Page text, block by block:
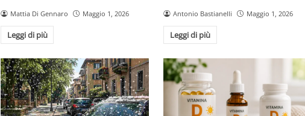
Mattia Di Gennaro Maggio 1, 2026
Leggi di più
Antonio Bastianelli Maggio 1, 2026
Leggi di più